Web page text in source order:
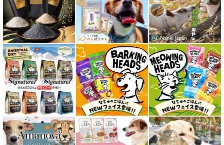
愛猫用ウェット300円以下コーナー
全年齢対応 フード for CAT
キトン用 フード for CAT
成猫用 フード for CAT
シニア猫用 フード for CAT